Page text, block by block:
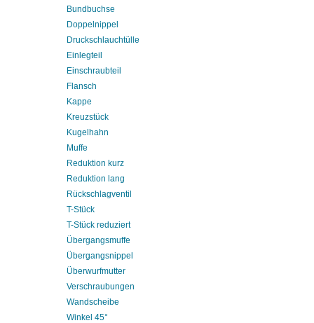
Bundbuchse
Doppelnippel
Druckschlauchtülle
Einlegteil
Einschraubteil
Flansch
Kappe
Kreuzstück
Kugelhahn
Muffe
Reduktion kurz
Reduktion lang
Rückschlagventil
T-Stück
T-Stück reduziert
Übergangsmuffe
Übergangsnippel
Überwurfmutter
Verschraubungen
Wandscheibe
Winkel 45°